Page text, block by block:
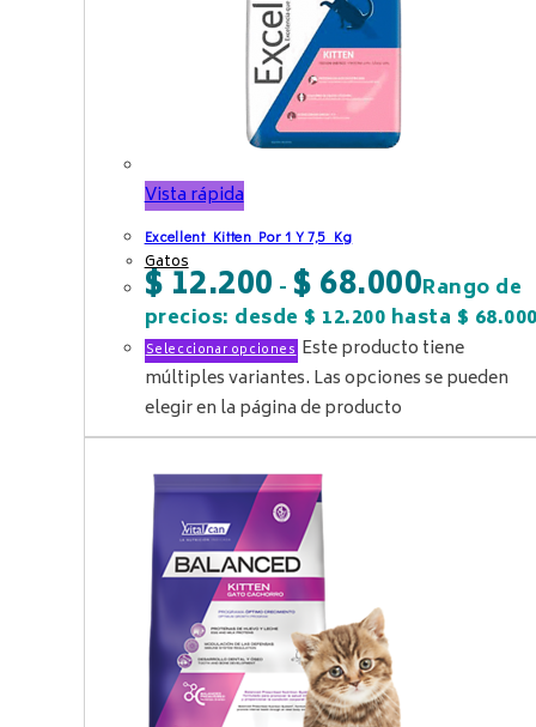
Vista rápida
Excellent Kitten Por 1 Y 7,5 Kg
Gatos
$12.200 - $68.000Rango de
precios: desde $ 12.200 hasta $
Seleccionar opciones Este producto tiene
múltiples variantes. Las opciones se pueden
elegir en la página de producto